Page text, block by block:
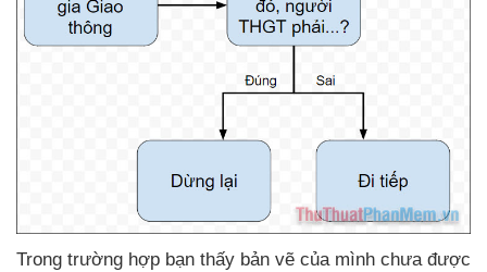
Trong trường hợp bạn thấy bản vẽ của mình chưa được